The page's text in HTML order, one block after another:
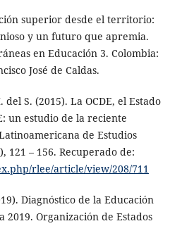
superior desde el territorio:
y un futuro que apremia.
en Educación 3. Colombia:
José de Caldas.
S. (2015). La OCDE, el Estado
un estudio de la reciente
de Estudios
121 – 156. Recuperado de:
rlee/article/view/208/711
Diagnóstico de la Educación
Organización de Estados